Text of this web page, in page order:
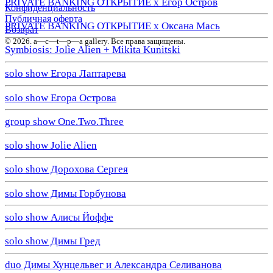
PRIVATE BANKING ОТКРЫТИЕ х Оксана Мась
Symbiosis: Jolie Alien + Mikita Kunitski
solo show Егора Лаптарева
solo show Егора Острова
group show One.Two.Three
solo show Jolie Alien
solo show Дорохова Сергея
solo show Димы Горбунова
solo show Алисы Йоффе
solo show Димы Гред
duo Димы Хунцельвег и Александра Селиванова
Конфиденциальность
Публичная оферта
Возврат
© 2026. a—с—t—р—a gallery. Все права защищены.